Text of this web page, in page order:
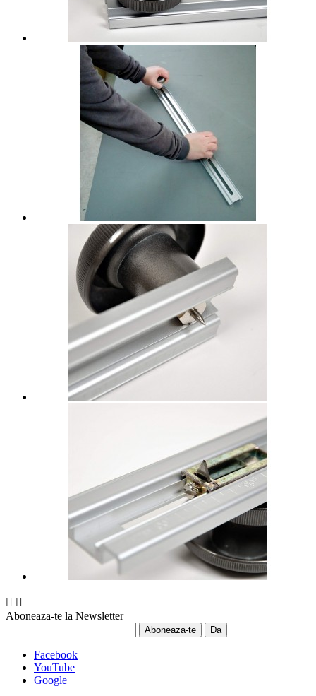
 
Aboneaza-te la Newsletter
Facebook
YouTube
Google +